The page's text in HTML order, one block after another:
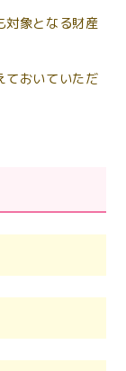
対象となる財産
ておいていただ